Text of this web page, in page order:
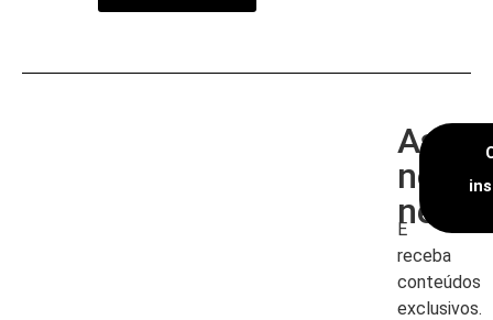
nossa
E
receba
conteúdos
exclusivos.